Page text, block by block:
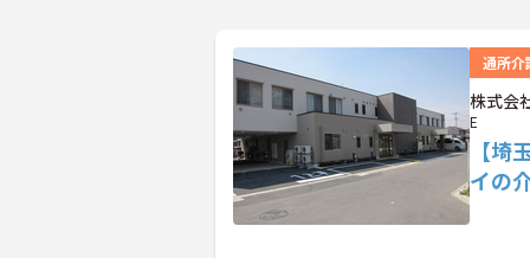
通所介
株式会
E
【
イの